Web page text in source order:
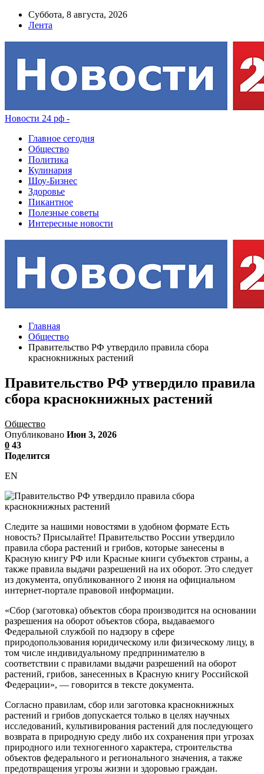
Суббота, 8 августа, 2026
Лента
Новости 24 рф -
Главное сегодня
Общество
Политика
Кулинария
Шоу-Бизнес
Здоровье
Пикантное
Полезные советы
Интересные новости
Главная
Общество
Правительство РФ утвердило правила сбора
краснокнижных растений
Правительство РФ утвердило правила
сбора краснокнижных растений
Общество
Опубликовано Июн 3, 2026
0 43
Поделится
EN
Следите за нашими новостями в удобном формате Есть
новость? Присылайте! Правительство России утвердило
правила сбора растений и грибов, которые занесены в
Красную книгу РФ или Красные книги субъектов страны, а
также правила выдачи разрешений на их оборот. Это следует
из документа, опубликованного 2 июня на официальном
интернет-портале правовой информации.
«Сбор (заготовка) объектов сбора производится на основании
разрешения на оборот объектов сбора, выдаваемого
Федеральной службой по надзору в сфере
природопользования юридическому или физическому лицу, в
том числе индивидуальному предпринимателю в
соответствии с правилами выдачи разрешений на оборот
растений, грибов, занесенных в Красную книгу Российской
Федерации», — говорится в тексте документа.
Согласно правилам, сбор или заготовка краснокнижных
растений и грибов допускается только в целях научных
исследований, культивирования растений для последующего
возврата в природную среду либо их сохранения при угрозах
природного или техногенного характера, строительства
объектов федерального и регионального значения, а также
предотвращения угрозы жизни и здоровью граждан.